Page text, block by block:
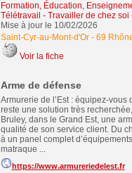
Formation, Éducation,
Télétravail - Travailler de chez soi
Mise à jour le 10/02/2026
Saint-Cyr-au-Mont-d'Or- 69
Voir la fiche
Arme de défense
Armurerie de l’Est : équipez-vous
reste une solution très
Bruley, dans le Grand Est, une
qualité de son service client. Du
à un panel complet
matraque ...
https://www.armureriedelest.fr